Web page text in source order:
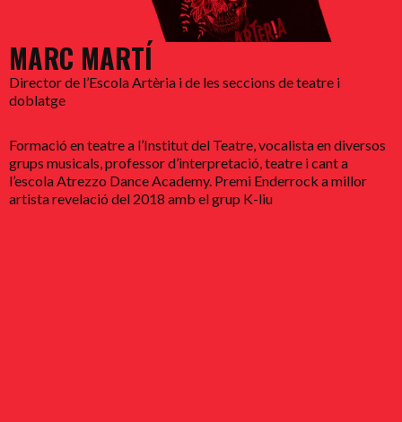
MARC MARTÍ
Director de l’Escola Artèria i de les seccions de teatre i
doblatge
Formació en teatre a l’Institut del Teatre, vocalista en diversos
grups musicals, professor d’interpretació, teatre i cant a
l’escola Atrezzo Dance Academy. Premi Enderrock a millor
artista revelació del 2018 amb el grup K-liu